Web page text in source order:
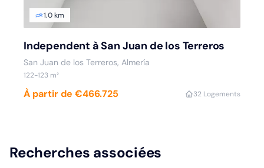
1.0 km
Independent à San Juan de los Terreros
San Juan de los Terreros, Almería
122-123 m²
À partir de €466.725 32 Logements
Recherches associées